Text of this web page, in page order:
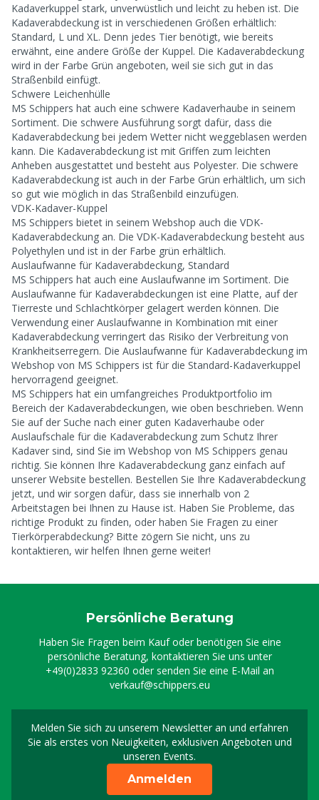
Kadaverkuppel stark, unverwüstlich und leicht zu heben ist. Die
Kadaverabdeckung ist in verschiedenen Größen erhältlich:
Standard, L und XL. Denn jedes Tier benötigt, wie bereits
erwähnt, eine andere Größe der Kuppel. Die Kadaverabdeckung
wird in der Farbe Grün angeboten, weil sie sich gut in das
Straßenbild einfügt.
Schwere Leichenhülle
MS Schippers hat auch eine schwere Kadaverhaube in seinem
Sortiment. Die schwere Ausführung sorgt dafür, dass die
Kadaverabdeckung bei jedem Wetter nicht weggeblasen werden
kann. Die Kadaverabdeckung ist mit Griffen zum leichten
Anheben ausgestattet und besteht aus Polyester. Die schwere
Kadaverabdeckung ist auch in der Farbe Grün erhältlich, um sich
so gut wie möglich in das Straßenbild einzufügen.
VDK-Kadaver-Kuppel
MS Schippers bietet in seinem Webshop auch die VDK-
Kadaverabdeckung an. Die VDK-Kadaverabdeckung besteht aus
Polyethylen und ist in der Farbe grün erhältlich.
Auslaufwanne für Kadaverabdeckung, Standard
MS Schippers hat auch eine Auslaufwanne im Sortiment. Die
Auslaufwanne für Kadaverabdeckungen ist eine Platte, auf der
Tierreste und Schlachtkörper gelagert werden können. Die
Verwendung einer Auslaufwanne in Kombination mit einer
Kadaverabdeckung verringert das Risiko der Verbreitung von
Krankheitserregern. Die Auslaufwanne für Kadaverabdeckung im
Webshop von MS Schippers ist für die Standard-Kadaverkuppel
hervorragend geeignet.
MS Schippers hat ein umfangreiches Produktportfolio im
Bereich der Kadaverabdeckungen, wie oben beschrieben. Wenn
Sie auf der Suche nach einer guten Kadaverhaube oder
Auslaufschale für die Kadaverabdeckung zum Schutz Ihrer
Kadaver sind, sind Sie im Webshop von MS Schippers genau
richtig. Sie können Ihre Kadaverabdeckung ganz einfach auf
unserer Website bestellen. Bestellen Sie Ihre Kadaverabdeckung
jetzt, und wir sorgen dafür, dass sie innerhalb von 2
Arbeitstagen bei Ihnen zu Hause ist. Haben Sie Probleme, das
richtige Produkt zu finden, oder haben Sie Fragen zu einer
Tierkörperabdeckung? Bitte zögern Sie nicht, uns zu
kontaktieren, wir helfen Ihnen gerne weiter!
Persönliche Beratung
Haben Sie Fragen beim Kauf oder benötigen Sie eine
persönliche Beratung, kontaktieren Sie uns unter
+49(0)2833 92360 oder senden Sie eine E-Mail an
verkauf@schippers.eu
Melden Sie sich zu unserem Newsletter an und erfahren
Sie als erstes von Neuigkeiten, exklusiven Angeboten und
unseren Events.
Melden Sie sich für
Anmelden